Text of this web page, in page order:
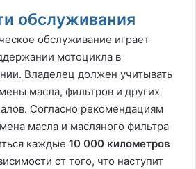
обслуживания
обслуживание играет
мотоцикла в
Владелец должен учитывать
масла, фильтров и других
Согласно рекомендациям
масла и масляного фильтра
каждые 10 000 километров
от того, что наступит